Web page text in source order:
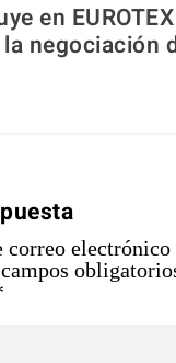
en
negociación
correo electrónico